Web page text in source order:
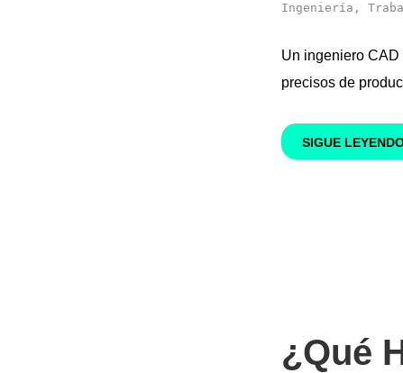
Ingeniería ,
Un ingeniero
precisos de
SIGUE
¿Qué